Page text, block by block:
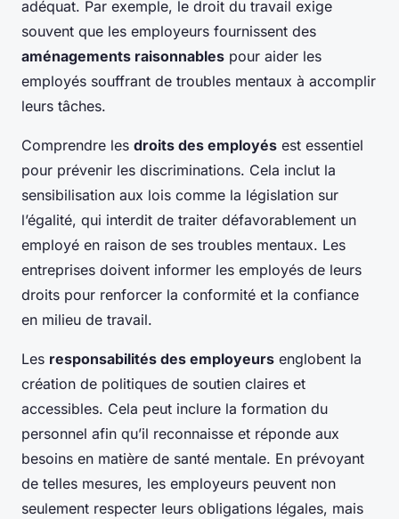
adéquat. Par exemple, le droit du travail exige
souvent que les employeurs fournissent des
aménagements raisonnables pour aider les
employés souffrant de troubles mentaux à accomplir
leurs tâches.
Comprendre les droits des employés est essentiel
pour prévenir les discriminations. Cela inclut la
sensibilisation aux lois comme la législation sur
l’égalité, qui interdit de traiter défavorablement un
employé en raison de ses troubles mentaux. Les
entreprises doivent informer les employés de leurs
droits pour renforcer la conformité et la confiance
en milieu de travail.
Les responsabilités des employeurs englobent la
création de politiques de soutien claires et
accessibles. Cela peut inclure la formation du
personnel afin qu’il reconnaisse et réponde aux
besoins en matière de santé mentale. En prévoyant
de telles mesures, les employeurs peuvent non
seulement respecter leurs obligations légales, mais